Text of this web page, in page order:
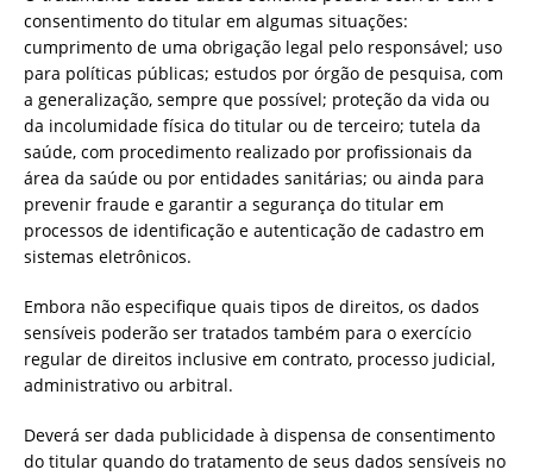
consentimento do titular em algumas situações:
cumprimento de uma obrigação legal pelo responsável; uso
para políticas públicas; estudos por órgão de pesquisa, com
a generalização, sempre que possível; proteção da vida ou
da incolumidade física do titular ou de terceiro; tutela da
saúde, com procedimento realizado por profissionais da
área da saúde ou por entidades sanitárias; ou ainda para
prevenir fraude e garantir a segurança do titular em
processos de identificação e autenticação de cadastro em
sistemas eletrônicos.
Embora não especifique quais tipos de direitos, os dados
sensíveis poderão ser tratados também para o exercício
regular de direitos inclusive em contrato, processo judicial,
administrativo ou arbitral.
Deverá ser dada publicidade à dispensa de consentimento
do titular quando do tratamento de seus dados sensíveis no